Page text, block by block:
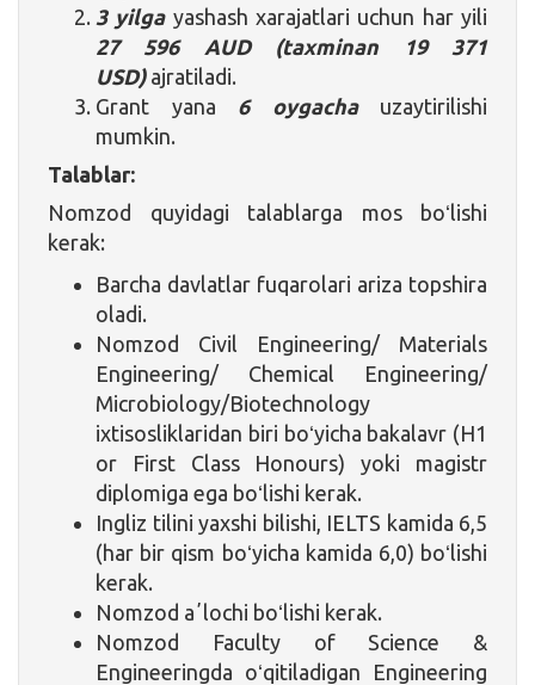
3yilgayashash xarajatlari uchun har yili
27 596 AUD (taxminan 19 371
USD) ajratiladi.
Grant yana 6 oygachauzaytirilishi
mumkin.
Talablar:
Nomzod quyidagi talablarga mos boʻlishi
kerak:
Barcha davlatlar fuqarolari ariza topshira
oladi.
Nomzod Civil Engineering/ Materials
Engineering/ Chemical Engineering/
Microbiology/Biotechnology
ixtisosliklaridan biri boʻyicha bakalavr (H1
or First Class Honours) yoki magistr
diplomiga ega boʻlishi kerak.
Ingliz tilini yaxshi bilishi, IELTS kamida 6,5
(har bir qism boʻyicha kamida 6,0) boʻlishi
kerak.
Nomzod aʼlochi boʻlishi kerak.
Nomzod Faculty of Science &
Engineeringda oʻqitiladigan Engineering